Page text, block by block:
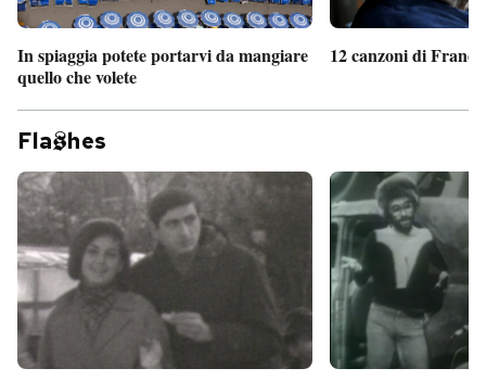
SHOP
CALENDARIO
AREA PERSONALE
Entra
In spiaggia potete portarvi da mangiare
quello che volete
12 canzoni di
Fla hes